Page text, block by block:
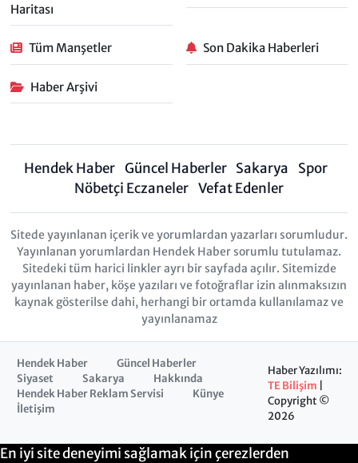
Haritası
Tüm Manşetler Son Dakika Haberleri
Haber Arşivi
Hendek Haber Güncel Haberler Sakarya
Spor
Nöbetçi Eczaneler Vefat Edenler
Sitede yayınlanan içerik ve yorumlardan yazarları sorumludur.
Yayınlanan yorumlardan Hendek Haber sorumlu tutulamaz.
Sitedeki tüm harici linkler ayrı bir sayfada açılır. Sitemizde
yayınlanan haber, köşe yazıları ve fotoğraflar izin alınmaksızın
kaynak gösterilse dahi, herhangi bir ortamda kullanılamaz ve
yayınlanamaz
Hendek Haber
Güncel Haberler
Siyaset
Sakarya
Hakkında
Hendek Haber Reklam Servisi
Künye
İletişim
Haber Yazılımı:
TE Bilişim
Copyright ©
2026
En iyi site deneyimi sağlamak için çerezlerden